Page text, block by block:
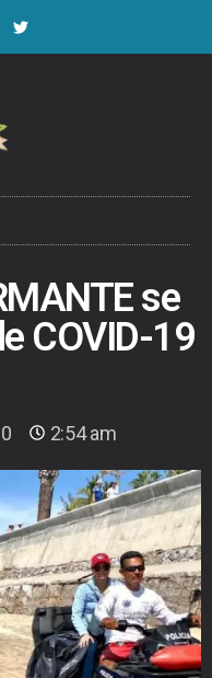
se
COVID-19
2:54 am